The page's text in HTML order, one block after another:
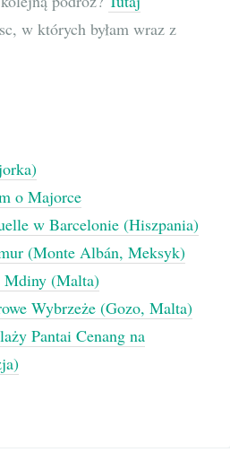
w których byłam wraz z
o Majorce
w Barcelonie (Hiszpania)
(Monte Albán, Meksyk)
Mdiny (Malta)
Wybrzeże (Gozo, Malta)
Pantai Cenang na